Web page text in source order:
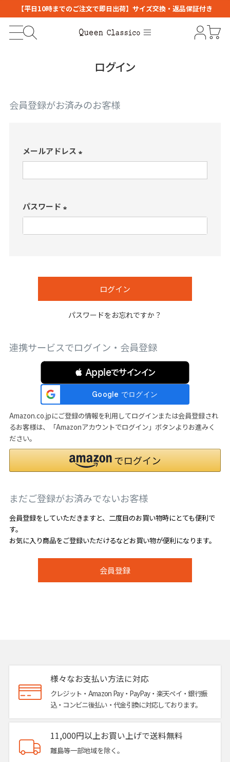
【平日10時までのご注文で即日出荷】サイズ交換・返品保証付き
ログイン
会員登録がお済みのお客様
メールアドレス
必
パスワード
必
ログイン
パスワードをお忘れですか？
連携サービスでログイン・会員登録
 Appleでサインイン
Amazon.co.jpにご登録の情報を利用してログインまたは会員登録され
るお客様は、「Amazonアカウントでログイン」ボタンよりお進みく
ださい。
まだご登録がお済みでないお客様
会員登録をしていただきますと、二度目のお買い物時にとても便利で
す。
お気に入り商品をご登録いただけるなどお買い物が便利になります。
会員登録
様々なお支払い方法に対応
クレジット・Amazon Pay・PayPay・楽天ペイ・銀行振
込・コンビニ後払い・代金引換に対応しております。
11,000円以上お買い上げで送料無料
離島等一部地域を除く。